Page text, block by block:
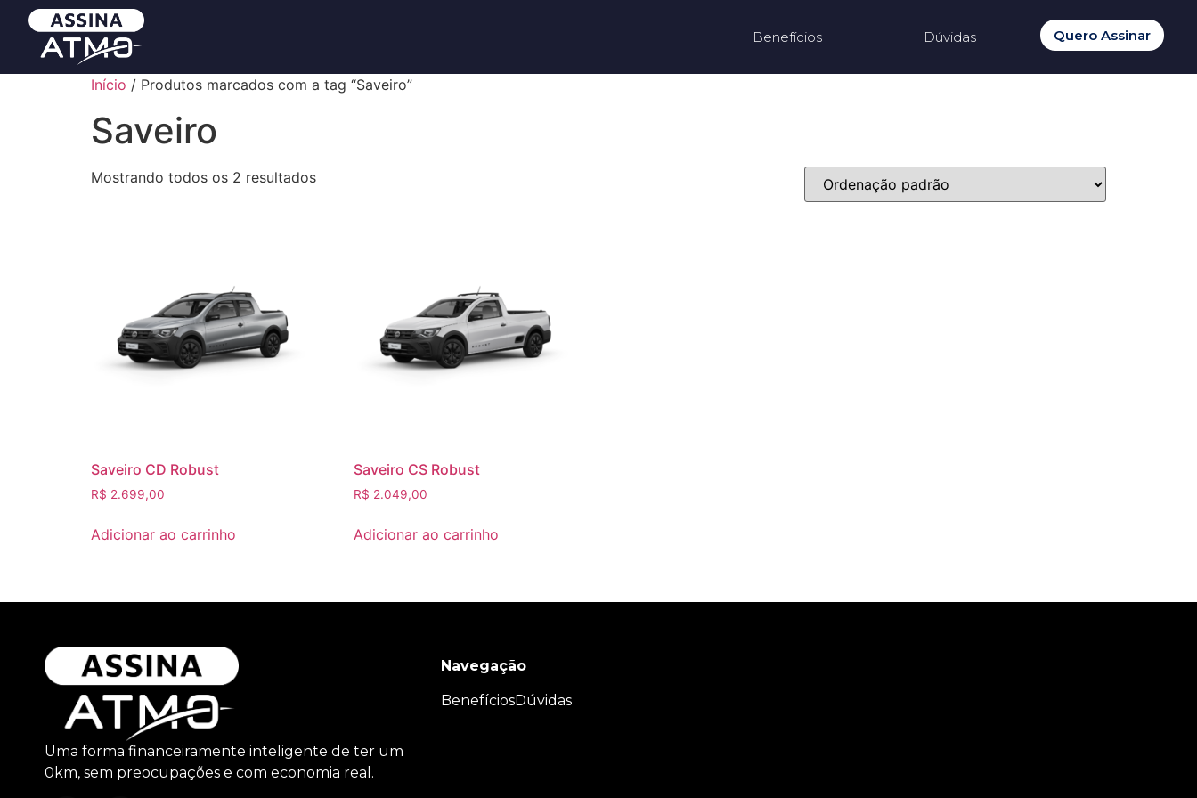
Dúvidas
Benefícios Quero Assinar
Início / Produtos marcados com a tag “Saveiro”
Saveiro
Mostrando todos os 2 resultados
Saveiro CD Robust
R$ 2.699,00
Adicionar ao carrinho
Saveiro CS Robust
R$ 2.049,00
Adicionar ao carrinho
Uma forma financeiramente inteligente de ter um
0km, sem preocupações e com economia real.
Navegação
BenefíciosDúvidas